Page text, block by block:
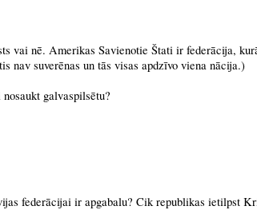
vai nē. Amerikas Savienotie Štati ir federācija,
nav suverēnas un tās visas apdzīvo viena nācija.)
galvaspilsētu?
federācijai ir apgabalu? Cik republikas ietilpst